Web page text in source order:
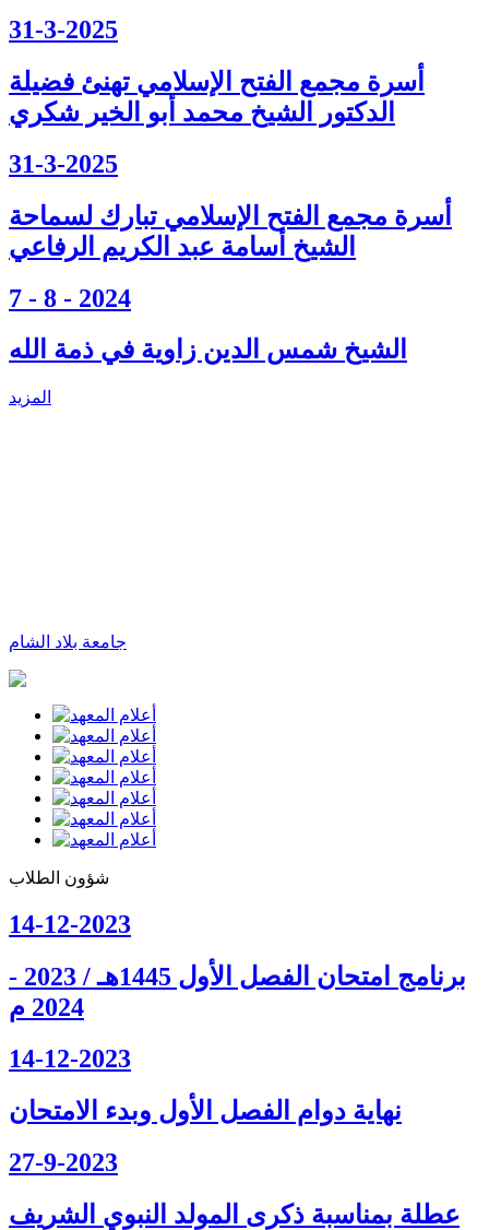
31-3-2025
أسرة مجمع الفتح الإسلامي تهنئ فضيلة
الدكتور الشيخ محمد أبو الخير شكري
31-3-2025
أسرة مجمع الفتح الإسلامي تبارك لسماحة
الشيخ أسامة عبد الكريم الرفاعي
7 - 8 - 2024
الشيخ شمس الدين زاوية في ذمة الله
المزيد
جامعة بلاد الشام
شؤون الطلاب
14-12-2023
برنامج امتحان الفصل الأول 1445هـ / 2023 -
2024 م
14-12-2023
نهاية دوام الفصل الأول وبدء الامتحان
27-9-2023
عطلة بمناسبة ذكرى المولد النبوي الشريف